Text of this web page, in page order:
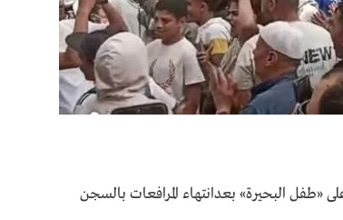
«طفل البحيرة» بعدانتهاء المرافعات بالسجن